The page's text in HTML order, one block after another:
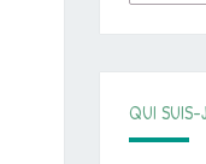
QUI SUIS-